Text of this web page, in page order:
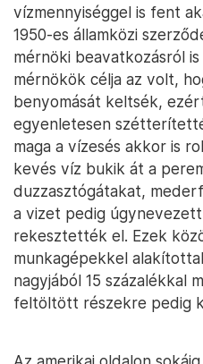
vízmennyiséggel is fent
1950-es államközi
mérnöki beavatkozásról
mérnökök célja az volt,
benyomását keltsék,
egyenletesen
maga a vízesés akkor is
kevés víz bukik át a
duzzasztógátakat,
a vizet pedig
rekesztették el. Ezek
munkagépekkel
nagyjából 15 százalékkal
feltöltött részekre pedig